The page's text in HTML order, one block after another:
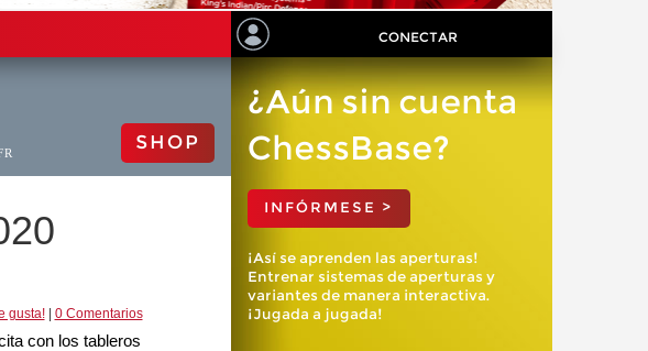
CONECTAR
SHOP
gusta!| 0 Comentarios
con los tableros
¿Aún sin cuenta
ChessBase?
INFÓRMESE >
¡Así se aprenden las aperturas!
Entrenar sistemas de aperturas y
variantes de manera interactiva.
¡Jugada a jugada!